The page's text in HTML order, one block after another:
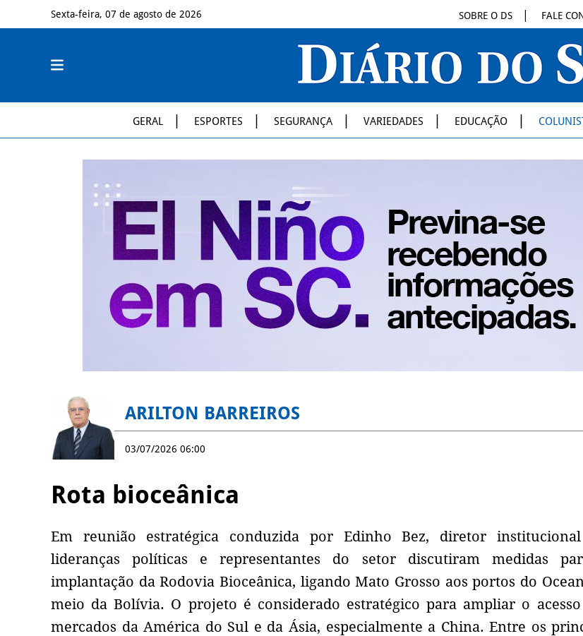
Sexta-feira, 07 de agosto de 2026 SOBRE O DS FALE
GERAL ESPORTES SEGURANÇA VARIEDADES EDUCAÇÃO
ARILTON BARREIROS
03/07/2026 06:00
Rota bioceânica
Em reunião estratégica conduzida por Edinho Bez, diretor
lideranças políticas e representantes do setor discutiram medidas
implantação da Rodovia Bioceânica, ligando Mato Grosso aos portos do
meio da Bolívia. O projeto é considerado estratégico para ampliar o
mercados da América do Sul e da Ásia, especialmente a China. Entre os